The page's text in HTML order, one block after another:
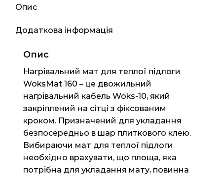
Опис
Додаткова інформація
Опис
Нагрівальний мат для теплої підлоги
WoksMat 160 – це двожильний
нагрівальний кабель Woks-10, який
закріплений на сітці з фіксованим
кроком. Призначений для укладання
безпосередньо в шар плиткового клею.
Вибираючи мат для теплої підлоги
необхідно врахувати, що площа, яка
потрібна для укладання мату, повинна